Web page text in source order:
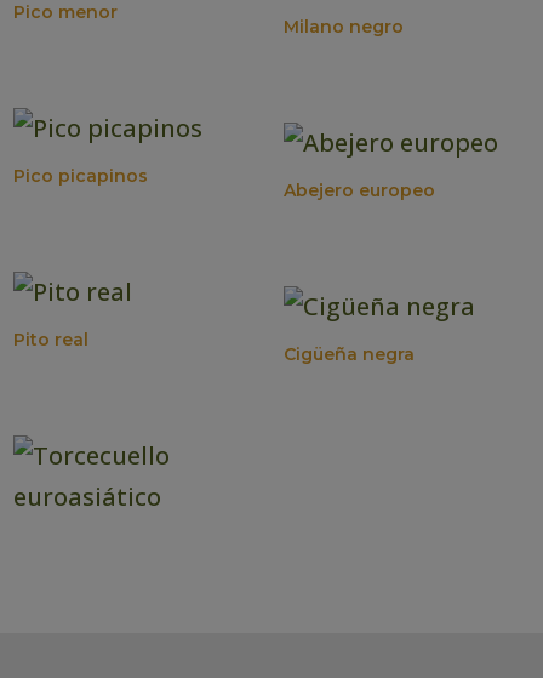
Pico menor
Pico picapinos
Pito real
Milano negro
Abejero europeo
Cigüeña negra